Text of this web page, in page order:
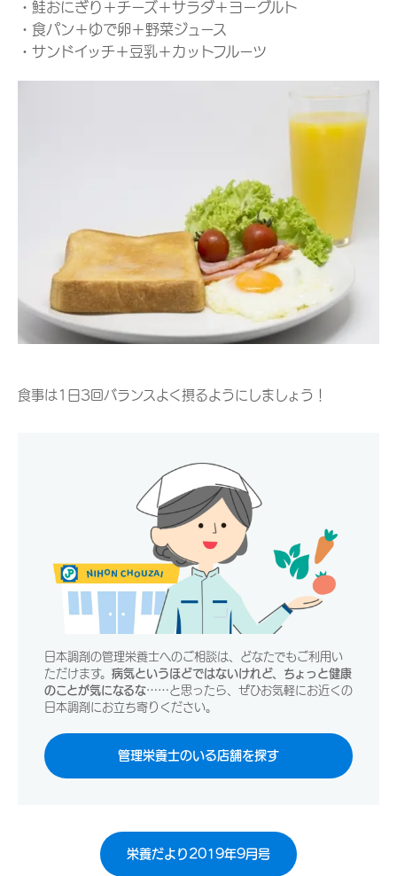
・鮭おにぎり＋チーズ＋サラダ＋ヨーグルト
・食パン＋ゆで卵＋野菜ジュース
・サンドイッチ＋豆乳＋カットフルーツ
食事は1日3回バランスよく摂るようにしましょう！
日本調剤の管理栄養士へのご相談は、どなたでもご利用い
ただけます。 病気というほどではないけれど、ちょっと健康
のことが気になるな……と思ったら、ぜひお気軽にお近くの
日本調剤にお立ち寄りください。
管理栄養士のいる店舗を探す
栄養だより2019年9月号